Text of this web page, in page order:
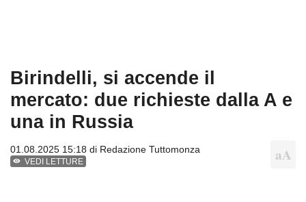
Birindelli, si accende il
mercato: due richieste dalla A e
una in Russia
01.08.2025 15:18 di Redazione Tuttomonza
VEDI LETTURE